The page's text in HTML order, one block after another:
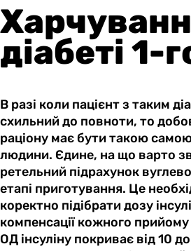
діабеті 1-
В разі коли пацієнт з таким
схильний до повноти, то
раціону має бути такою
людини. Єдине, на що варто
ретельний підрахунок
етапі приготування. Це
коректно підібрати дозу
компенсації кожного прийому
ОД інсуліну покриває від 10